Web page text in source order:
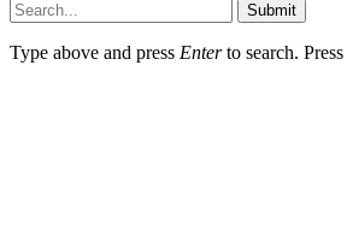
Submit
Type above and press Enterto search. Press